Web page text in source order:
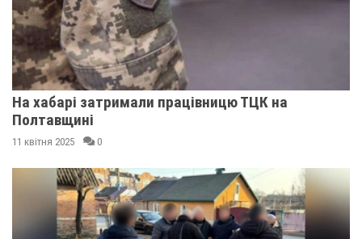
На хабарі затримали працівницю ТЦК на
Полтавщині
11 квітня 2025 0